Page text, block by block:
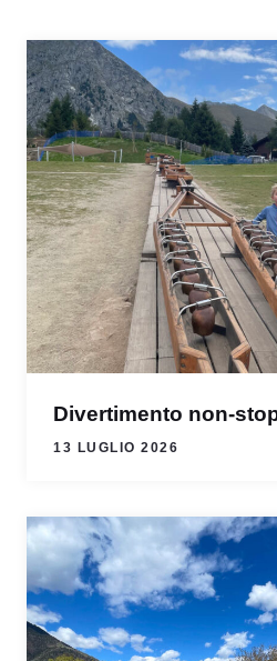
Divertimento non-
13 LUGLIO 2026